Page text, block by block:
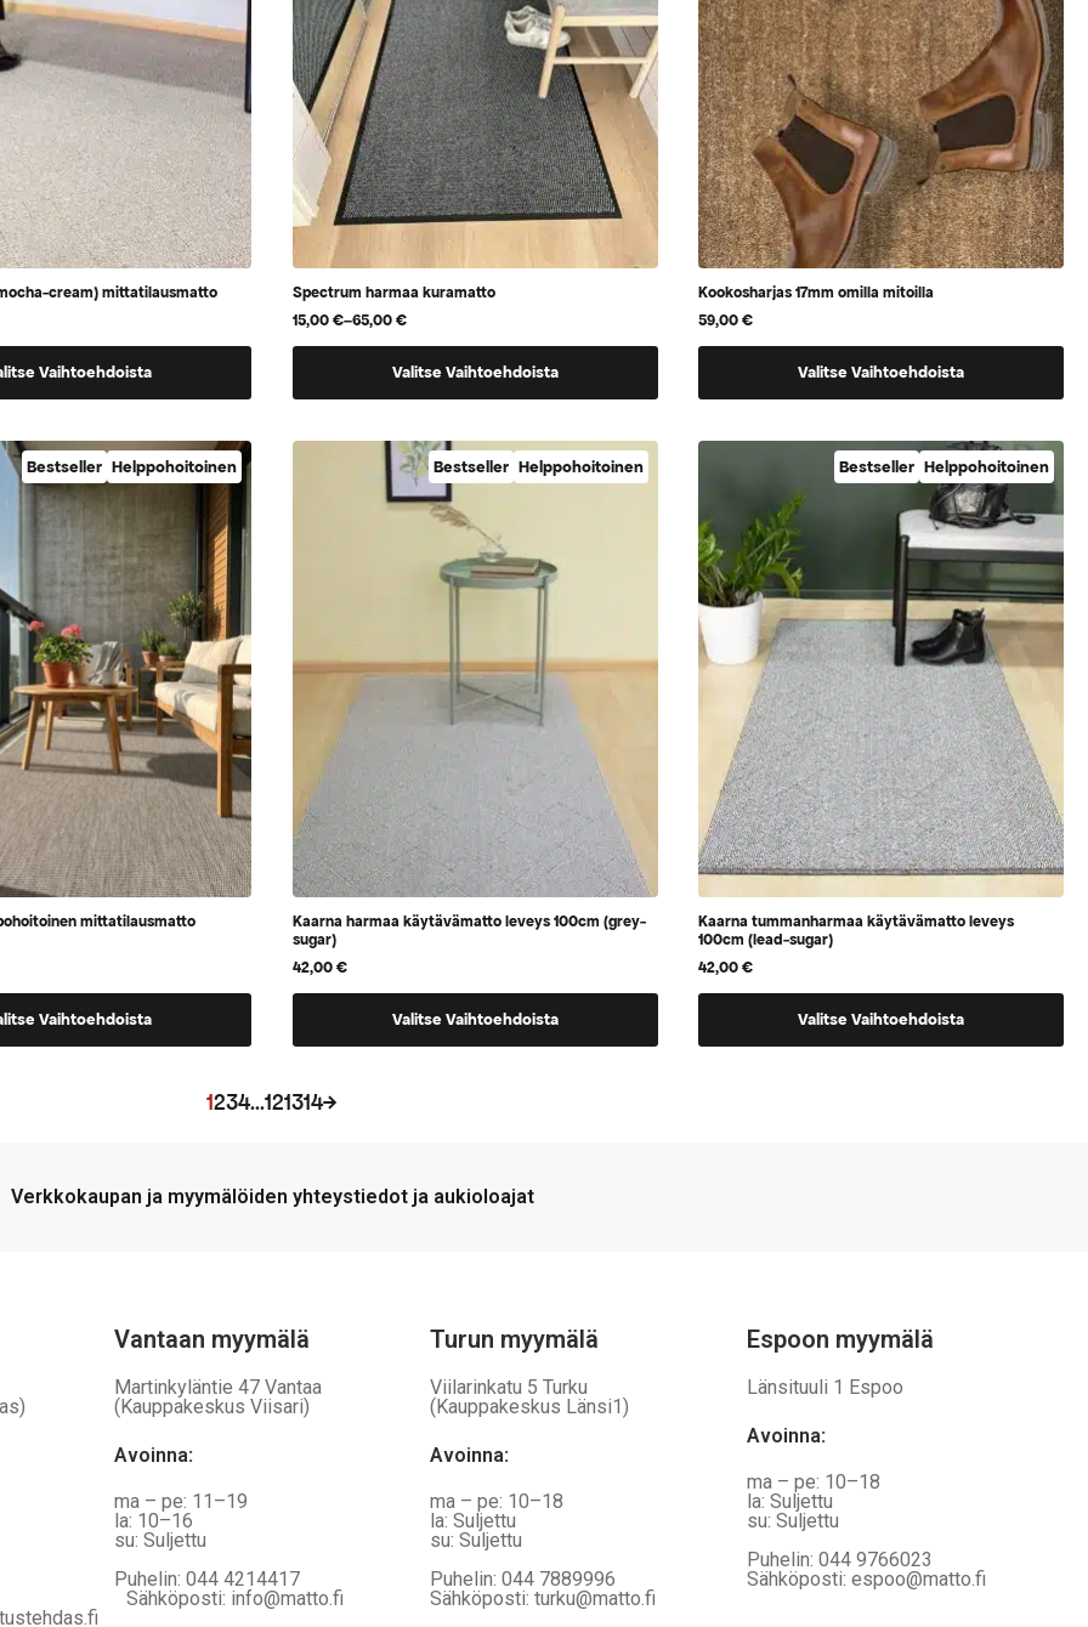
sivulla.
sivulla.
cream) mittatilausmatto
Vaihtoehdoista
Spectrum harmaa kuramatto
15,00€–65,00€
Hintaluokka:
15,00 €
Valitse Vaihtoehdoista
tuotteella
muunnelma.
Kookosharjas 17mm omilla mitoilla
59,00€
Valitse Vaihtoehdoista
tuotteella
voidaan
valita
tuotteen
sivulla
Bestseller Helppohoitoinen
mittatilausmatto
Vaihtoehdoista
Bestseller Helppohoitoinen
Kaarna harmaa käytävämatto leveys 100cm (grey-
sugar)
42,00€
Valitse Vaihtoehdoista
tuotteella
vaihtoehtoja,
valita
Bestseller Helppohoitoinen
Kaarna tummanharmaa käytävämatto leveys
100cm (lead-sugar)
42,00€
Valitse Vaihtoehdoista
tuotteella
1234…121314→
Verkkokaupan ja myymälöiden yhteystiedot ja aukioloajat
Vantaan myymälä
Martinkyläntie 47 Vantaa
(Kauppakeskus Viisari)
Avoinna:
ma – pe: 11–19
la: 10–16
su: Suljettu
Puhelin: 044 4214417
Sähköposti: info@matto.fi
Turun myymälä
Viilarinkatu 5 Turku
(Kauppakeskus Länsi1)
Avoinna:
ma – pe: 10–18
la: Suljettu
su: Suljettu
Puhelin: 044 7889996
Sähköposti: turku@matto.fi
Espoon myymälä
Länsituuli 1 Espoo
Avoinna:
ma – pe: 10–18
la: Suljettu
su: Suljettu
Puhelin: 044 9766023
Sähköposti: espoo@matto.fi